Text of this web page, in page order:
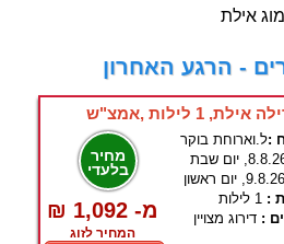
אילת
- הרגע האחרון
1 לילות ,אמצ"ש
מחיר
בלעדי
₪ 1,092 -מ
המחיר לזוג
:ל.וארוחת בוקר
: 1 לילות
: דירוג מצויין